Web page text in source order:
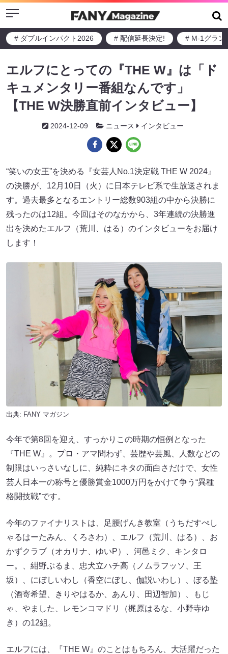
Menu
# ダブルインパクト2026 # 配信延長決定! # M-1グラン
エルフにとっての『THE W』は「ド
キュメンタリー番組なんです」
【THE W決勝直前インタビュー】
2024-12-09 ニュース インタビュー
“笑いの女王”を決める『女芸人No.1決定戦 THE W 2024』
の決勝が、12月10日（火）に日本テレビ系で生放送されま
す。過去最多となるエントリー総数903組の中から決勝に
残ったのは12組。今回はそのなかから、3年連続の決勝進
出を決めたエルフ（荒川、はる）のインタビューをお届け
します！
出典: FANY マガジン
今年で第8回を迎え、すっかりこの時期の恒例となった
『THE W』。プロ・アマ問わず、芸歴や芸風、人数などの
制限はいっさいなしに、純粋にネタの面白さだけで、女性
芸人日本一の称号と優勝賞金1000万円をかけて争う“異種
格闘技戦”です。
今年のファイナリストは、足腰げんき教室（うちだすぺし
ゃるはーたみん、くろさわ）、エルフ（荒川、はる）、お
かずクラブ（オカリナ、ゆいP）、河邑ミク、キンタロ
ー。、紺野ぶるま、忠犬立ハチ高（ノムラフッソ、王
坂）、にぼしいわし（香空にぼし、伽説いわし）、ぼる塾
（酒寄希望、きりやはるか、あんり、田辺智加）、もじ
ゃ、やました、レモンコマドリ（梶原はるな、小野寺ゆ
き）の12組。
エルフには、『THE W』のことはもちろん、大活躍だった